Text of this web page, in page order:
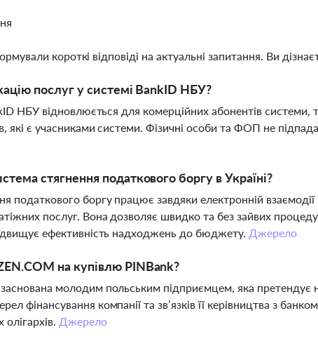
короткі відповіді на актуальні запитання. Ви
послуг у системі BankID НБУ?
НБУ відновлюється для комерційних абонентів системи,
які є учасниками системи. Фізичні особи та ФОП не
стягнення податкового боргу в Україні?
податкового боргу працює завдяки електронній
послуг. Вона дозволяє швидко та без зайвих
ефективність надходжень до бюджету. Джерело
на купівлю PINBank?
молодим польським підприємцем, яка претендує
фінансування компанії та зв’язків її керівництва з
Джерело